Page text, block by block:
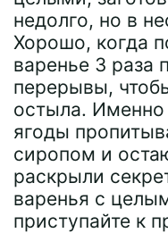
недолго, но в
Хорошо, когда
варенье 3 раза
перерывы,
остыла. Именно
ягоды
сиропом и
раскрыли
варенья с
приступайте к